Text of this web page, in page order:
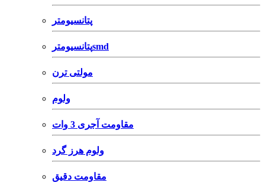
پتانسیومتر
پتانسیومترsmd
مولتی ترن
ولوم
مقاومت آجری 3 وات
ولوم هرز گرد
مقاومت دقیق